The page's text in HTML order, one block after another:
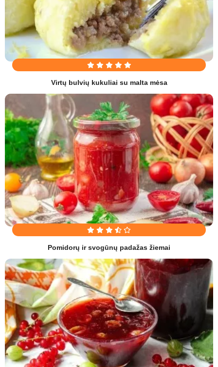
Virtų bulvių kukuliai su malta mėsa
Pomidorų ir svogūnų padažas žiemai